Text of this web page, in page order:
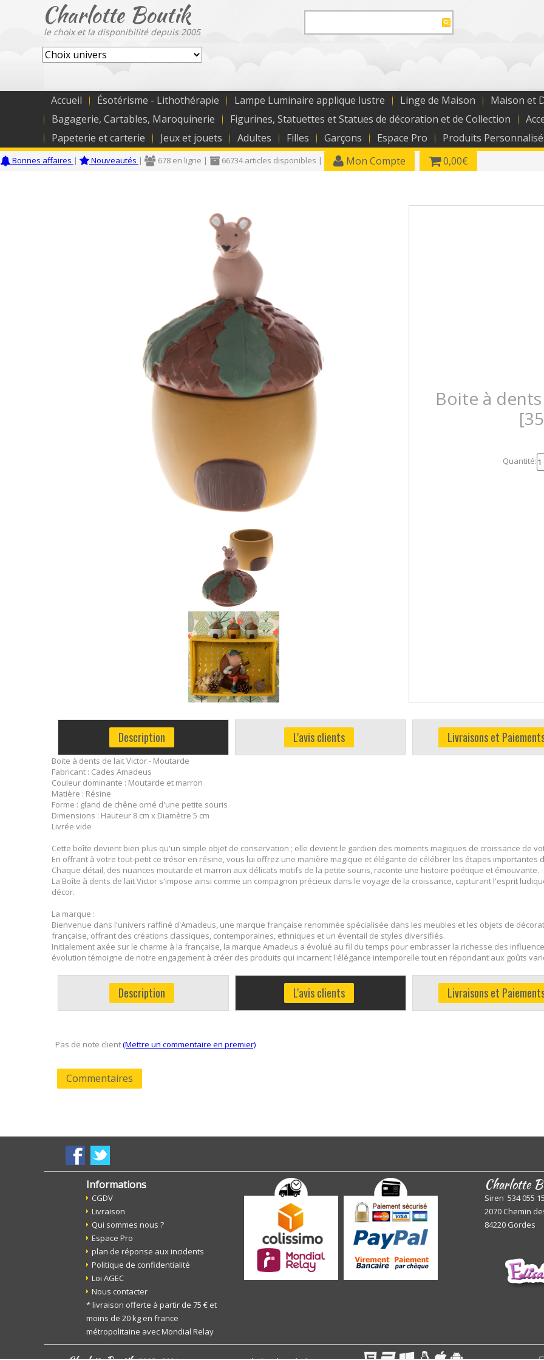
Charlotte Boutik
le choix et la disponibilité depuis 2005
Accueil Ésotérisme - Lithothérapie Lampe Luminaire applique lustre Linge de Maison Maison et
Bagagerie, Cartables, Maroquinerie
Figurines, Statuettes et Statues de décoration et de Collection
Papeterie et carterie
Jeux et jouets Adultes Filles Garçons Espace Pro Produits
Bonnes affaires | Nouveautés | 678 en ligne | 66734 articles disponibles | Mon Compte 0,00€
Boite à
Quantité:
Description L'avis clients Livraisons et
Boite à dents de lait Victor - Moutarde
Fabricant : Cades Amadeus
Couleur dominante : Moutarde et marron
Matière : Résine
Forme : gland de chêne orné d'une petite souris
Dimensions : Hauteur 8 cm x Diamètre 5 cm
Livrée vide
Cette boîte devient bien plus qu'un simple objet de conservation ; elle devient le gardien des moments magiques de croissance de
En offrant à votre tout-petit ce trésor en résine, vous lui offrez une manière magique et élégante de célébrer les étapes importantes
Chaque détail, des nuances moutarde et marron aux délicats motifs de la petite souris, raconte une histoire poétique et émouvante.
La Boîte à dents de lait Victor s'impose ainsi comme un compagnon précieux dans le voyage de la croissance, capturant l'esprit
décor.
La marque :
Bienvenue dans l'univers raffiné d'Amadeus, une marque française renommée spécialisée dans les meubles et les objets de
française, offrant des créations classiques, contemporaines, ethniques et un éventail de styles diversifiés.
Initialement axée sur le charme à la française, la marque Amadeus a évolué au fil du temps pour embrasser la richesse des
évolution témoigne de notre engagement à créer des produits qui incarnent l'élégance intemporelle tout en répondant aux goûts
Description L'avis clients Livraisons et
Pas de note client(Mettre un commentaire en premier)
Commentaires
Informations
CGDV
Livraison
Qui sommes nous ?
Espace Pro
plan de réponse aux incidents
Politique de confidentialité
Loi AGEC
Nous contacter
* livraison offerte à partir de 75 € et
moins de 20 kg en france
métropolitaine avec Mondial Relay
Charlotte
Siren 534 055
2070 Chemin
84220 Gordes